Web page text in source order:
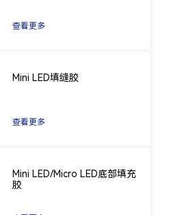
查看更多
Mini LED填缝胶
查看更多
Mini LED/Micro LED底部填充
胶